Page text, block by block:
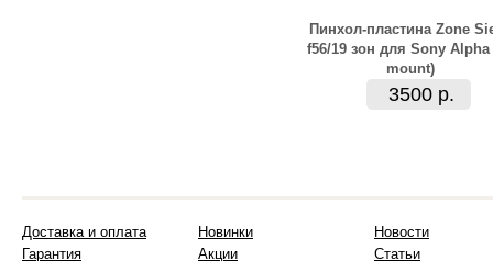
Пинхол-пластина Zone
f56/19 зон для Sony Alpha
mount)
3500 р.
Доставка и оплата
Гарантия
Новинки
Акции
Новости
Статьи